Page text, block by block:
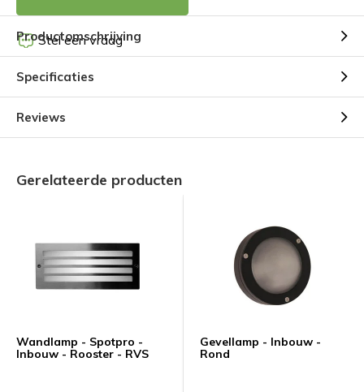
Stel een vraag
Productomschrijving
Specificaties
Reviews
Gerelateerde producten
Wandlamp - Spotpro -
Inbouw - Rooster - RVS
Gevellamp - Inbouw -
Rond